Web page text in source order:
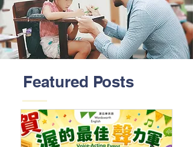
Featured Posts